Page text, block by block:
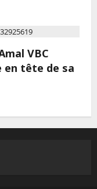
VBC
en tête de sa